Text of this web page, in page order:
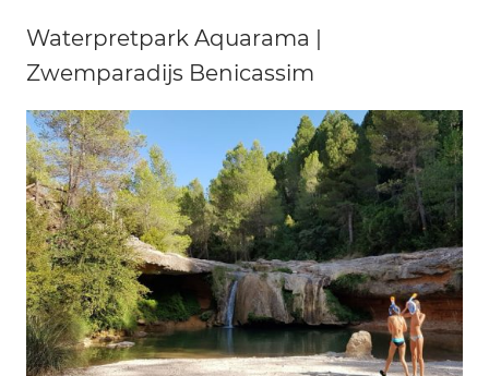
Waterpretpark Aquarama |
Zwemparadijs Benicassim